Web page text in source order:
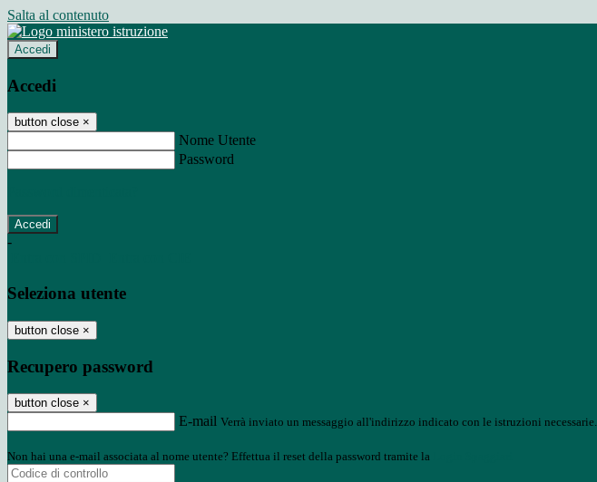
Salta al contenuto
Accedi
Accedi
button close ×
Nome Utente
Password
-
Seleziona utente
button close ×
Recupero password
button close ×
E-mail Verrà inviato un messaggio all'indirizzo indicato con le istruzioni necessarie.
Non hai una e-mail associata al nome utente? Effettua il reset della password tramite la